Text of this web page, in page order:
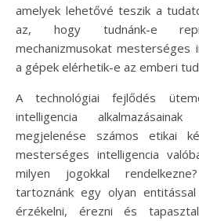
amelyek lehetővé teszik a
az, hogy tudnánk-e
mechanizmusokat mesterséges
a gépek elérhetik-e az emberi
A technológiai fejlődés
intelligencia
megjelenése számos etikai
mesterséges intelligencia
milyen jogokkal
tartoznánk egy olyan
érzékelni, érezni és